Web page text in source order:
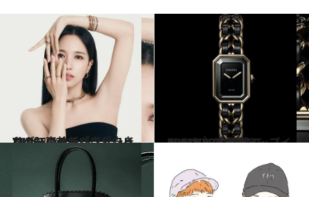
2024.8.28
TWICEのミナが【ブシュロン】のジャパンアンバサダーに就任「自分自身をより高めていきたい」
ファッション 2024.8.23
シャネル ポップアップインベント “L’AVANT-PREMIÈRE”開催
ライフスタイル